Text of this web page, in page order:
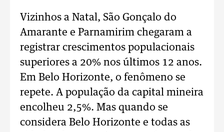
Vizinhos a Natal, São Gonçalo do
Amarante e Parnamirim chegaram a
registrar crescimentos populacionais
superiores a 20% nos últimos 12 anos.
Em Belo Horizonte, o fenômeno se
repete. A população da capital mineira
encolheu 2,5%. Mas quando se
considera Belo Horizonte e todas as